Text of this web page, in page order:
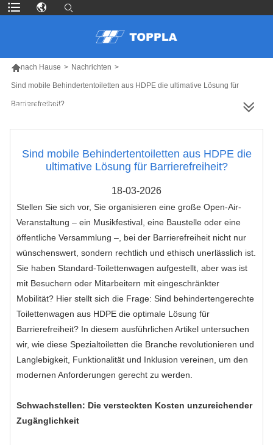
nach Hause > Nachrichten >
Sind mobile Behindertentoiletten aus HDPE die ultimative Lösung für
Barrierefreiheit?
MEHR PRODUKTE
Sind mobile Behindertentoiletten aus HDPE die
ultimative Lösung für Barrierefreiheit?
18-03-2026
Stellen Sie sich vor, Sie organisieren eine große Open-Air-
Veranstaltung – ein Musikfestival, eine Baustelle oder eine
öffentliche Versammlung –, bei der Barrierefreiheit nicht nur
wünschenswert, sondern rechtlich und ethisch unerlässlich ist.
Sie haben Standard-Toilettenwagen aufgestellt, aber was ist
mit Besuchern oder Mitarbeitern mit eingeschränkter
Mobilität? Hier stellt sich die Frage: Sind behindertengerechte
Toilettenwagen aus HDPE die optimale Lösung für
Barrierefreiheit? In diesem ausführlichen Artikel untersuchen
wir, wie diese Spezialtoiletten die Branche revolutionieren und
Langlebigkeit, Funktionalität und Inklusion vereinen, um den
modernen Anforderungen gerecht zu werden.
Schwachstellen: Die versteckten Kosten unzureichender
Zugänglichkeit